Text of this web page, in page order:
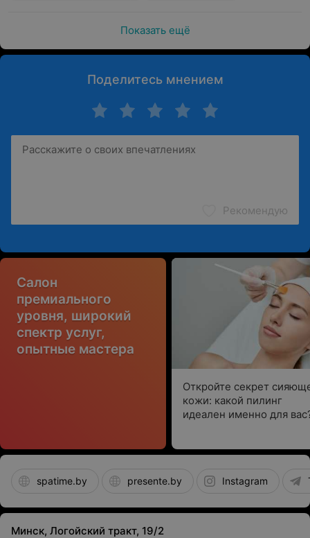
Показать ещё
Поделитесь мнением
Рекомендую
Салон
премиального
уровня, широкий
спектр услуг,
опытные мастера
Откройте секрет
кожи: какой пилинг
идеален именно для
spatime.by presente.by Instagram
Минск, Логойский тракт, 19/2